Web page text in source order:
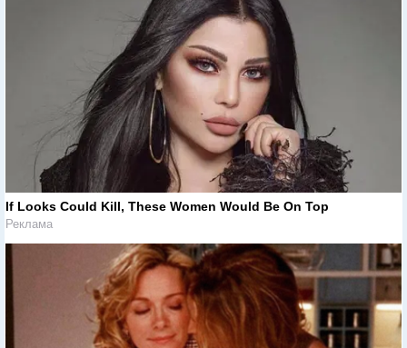
If Looks Could Kill, These Women Would Be On Top
Реклама